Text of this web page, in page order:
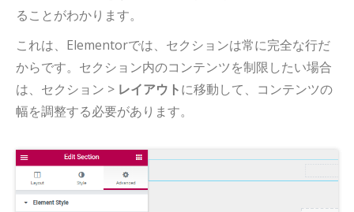
ることがわかります。
これは、Elementorでは、セクションは常に完全な行だ
からです。セクション内のコンテンツを制限したい場合
は、セクション > レイアウトに移動して、コンテンツの
幅を調整する必要があります。